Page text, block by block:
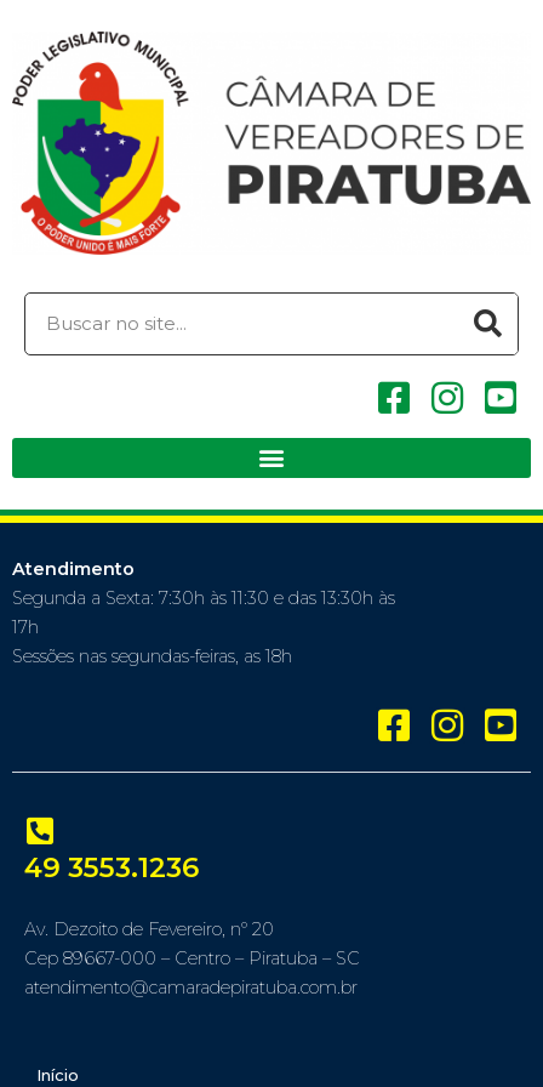
Atendimento
Segunda a Sexta: 7:30h às 11:30 e das 13:30h às
17h
Sessões nas segundas-feiras, as 18h
49 3553.1236
Av. Dezoito de Fevereiro, nº 20
Cep 89667-000 – Centro – Piratuba – SC
atendimento@camaradepiratuba.com.br
Início